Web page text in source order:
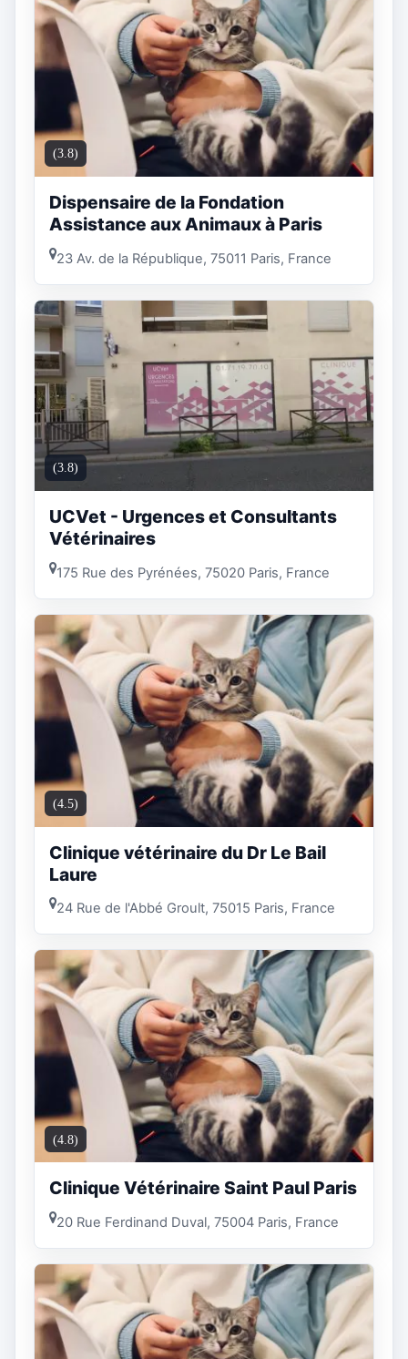
(3.8)
Dispensaire de la Fondation
Assistance aux Animaux à Paris
23 Av. de la République, 75011 Paris, France
(3.8)
UCVet - Urgences et Consultants
Vétérinaires
175 Rue des Pyrénées, 75020 Paris, France
(4.5)
Clinique vétérinaire du Dr Le Bail
Laure
24 Rue de l'Abbé Groult, 75015 Paris, France
(4.8)
Clinique Vétérinaire Saint Paul Paris
20 Rue Ferdinand Duval, 75004 Paris, France